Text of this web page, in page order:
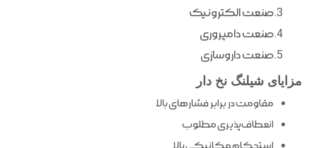
صنعت الکترونیک
صنعت دامپروری
صنعت داروسازی
مزایای شیلنگ نخ‌ دار
مقاومت در برابر فشارهای بالا
انعطاف‌پذیری مطلوب